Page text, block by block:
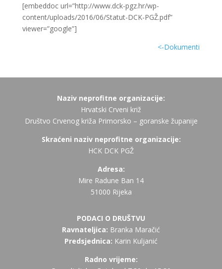
[embeddoc url=”http://www.dck-pgz.hr/wp-
content/uploads/2016/06/Statut-DCK-PGŽ.pdf”
viewer=”google”]
<-Dokumenti
Naziv neprofitne organizacije:
Hrvatski Crveni križ
Društvo Crvenog križa Primorsko – goranske županije
Skraćeni naziv neprofitne organizacije:
HCK DCK PGŽ
Adresa:
Mire Radune Ban 14
51000 Rijeka
PODACI O DRUŠTVU
Ravnateljica: Branka Maračić
Predsjednica: Karin Kuljanić
Radno vrijeme: